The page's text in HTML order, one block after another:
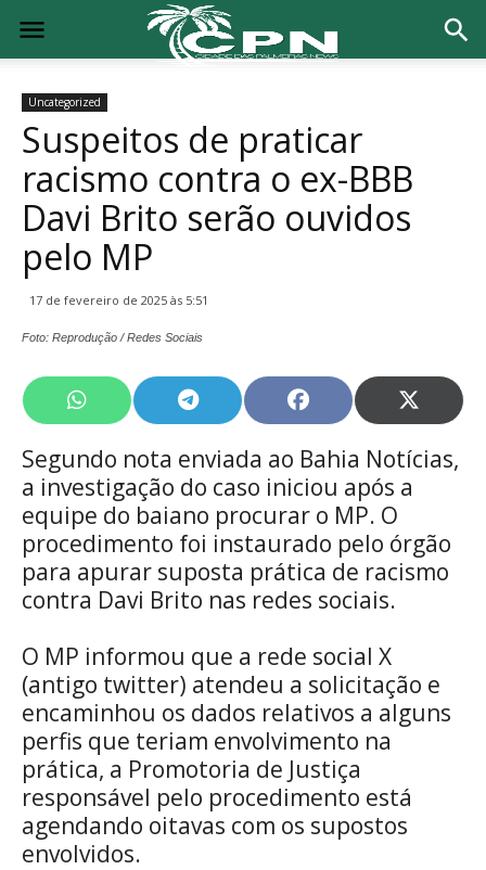
Uncategorized
Suspeitos de praticar
racismo contra o ex-BBB
Davi Brito serão ouvidos
pelo MP
17 de fevereiro de 2025 às 5:51
Foto: Reprodução / Redes Sociais
Share
on
WhatsApp
Share
on
Telegram
Share
on
Facebook
Share
on
X
Segundo nota enviada ao Bahia Notícias,
a investigação do caso iniciou após a
equipe do baiano procurar o MP. O
procedimento foi instaurado pelo órgão
para apurar suposta prática de racismo
contra Davi Brito nas redes sociais.
O MP informou que a rede social X
(antigo twitter) atendeu a solicitação e
encaminhou os dados relativos a alguns
perfis que teriam envolvimento na
prática, a Promotoria de Justiça
responsável pelo procedimento está
agendando oitavas com os supostos
envolvidos.